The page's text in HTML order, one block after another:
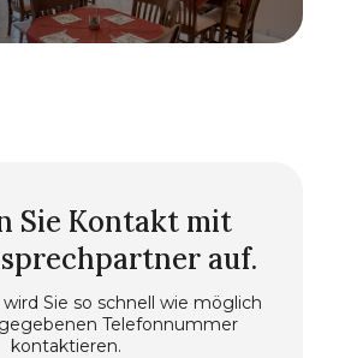
Sie Kontakt mit
auf.
Sie so schnell wie möglich
Telefonnummer
kontaktieren.